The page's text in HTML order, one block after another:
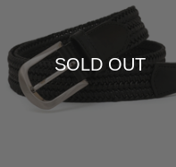
SOLD OUT